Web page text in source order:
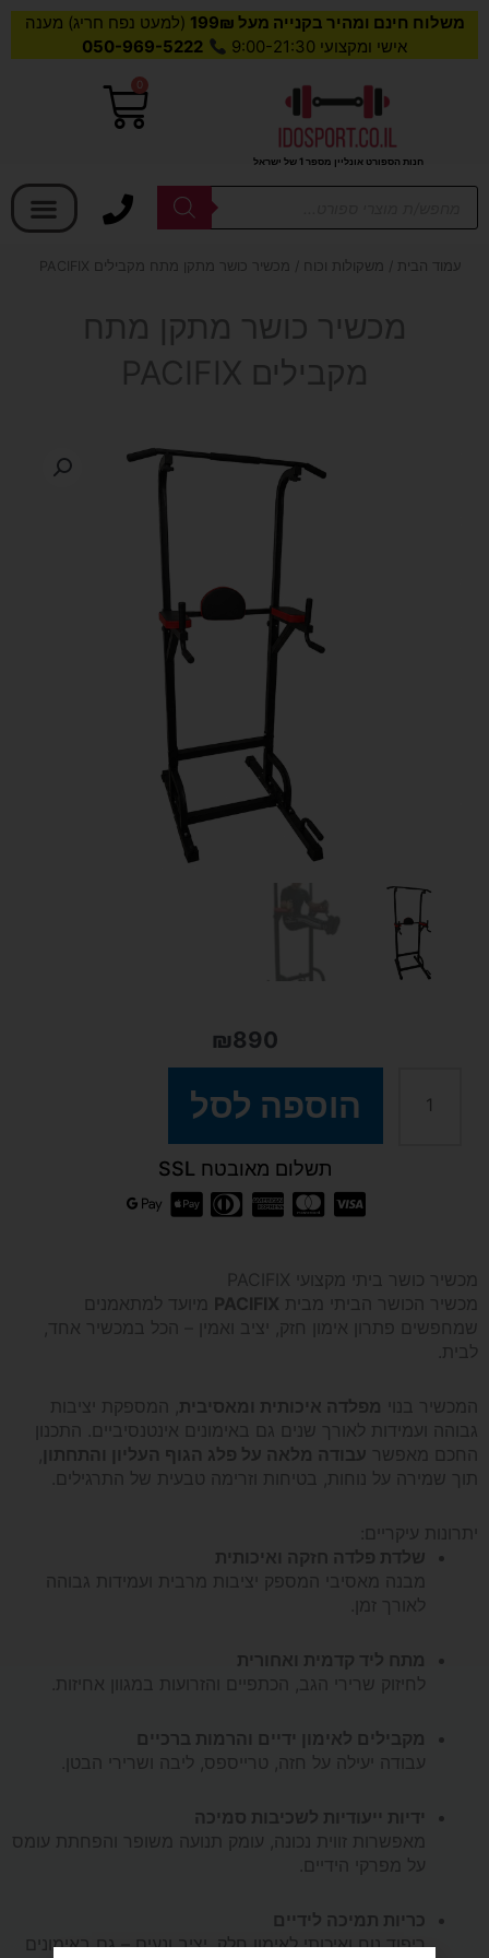
משלוח חינם ומהיר בקנייה מעל 199₪
(למעט נפח חריג) מענה
אישי ומקצועי 9:00-21:30
050-969-5222
חנות הספורט אונליין מספר 1 של ישראל
0
עגלת
Products
עמוד הבית / משקולות וכוח / מכשיר כושר מתקן מתח מקבילים PACIFIX
מכשיר כושר מתקן מתח
מקבילים PACIFIX
₪890
מתקן
PACIFIX
הוספה לסל
תשלום מאובטח SSL
מכשיר כושר ביתי מקצועי PACIFIX
מכשיר הכושר הביתי מבית PACIFIX מיועד למתאמנים
שמחפשים פתרון אימון חזק, יציב ואמין – הכל במכשיר אחד,
לבית.
המכשיר בנוי מפלדה איכותית ומאסיבית , המספקת יציבות
גבוהה ועמידות לאורך שנים גם באימונים אינטנסיביים. התכנון
החכם מאפשר עבודה מלאה על פלג הגוף העליון והתחתון
תוך שמירה על נוחות, בטיחות וזרימה טבעית של התרגילים.
יתרונות עיקריים:
שלדת פלדה חזקה ואיכותית
מבנה מאסיבי המספק יציבות מרבית ועמידות גבוהה
לאורך זמן.
מתח ליד קדמית ואחורית
לחיזוק שרירי הגב, הכתפיים והזרועות במגוון אחיזות.
מקבילים לאימון ידיים והרמות ברכיים
עבודה יעילה על חזה, טרייספס, ליבה ושרירי הבטן.
ידיות ייעודיות לשכיבות סמיכה
מאפשרות זווית נכונה, עומק תנועה משופר והפחתת עומס
על מפרקי הידיים.
כריות תמיכה לידיים
ריפוד נוח ואיכותי לאימון חלק, יציב ונעים – גם באימונים